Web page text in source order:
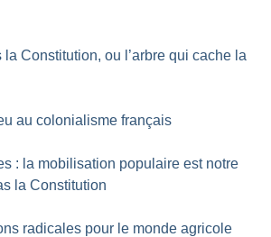
la Constitution, ou l’arbre qui cache la
au colonialisme français
: la mobilisation populaire est notre
la Constitution
radicales pour le monde agricole